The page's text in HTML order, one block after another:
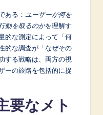
ある： ユーザーが何を
動を取るのかを理解す
的な測定によって「何
的な調査が「なぜその
する戦略は、両方の視
ーの旅路を包括的に捉
要なメト